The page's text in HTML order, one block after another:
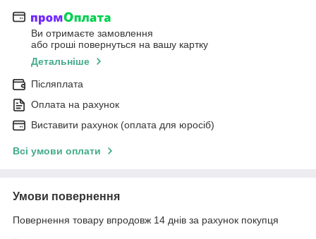
Ви отримаєте замовлення
або гроші повернуться на вашу картку
Детальніше
Післяплата
Оплата на рахунок
Виставити рахунок (оплата для юросіб)
Всі умови оплати
Умови повернення
Повернення товару впродовж 14 днів за рахунок покупця